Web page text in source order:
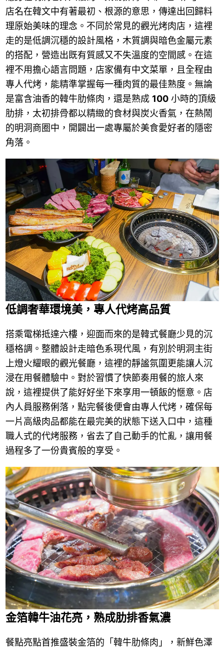
店名在韓文中有著最初、根源的意思，傳達出回歸料
理原始美味的理念。不同於常見的觀光烤肉店，這裡
走的是低調沉穩的設計風格，木質調與暗色金屬元素
的搭配，營造出既有質感又不失溫度的空間感。在這
裡不用擔心語言問題，店家備有中文菜單，且全程由
專人代烤，能精準掌握每一種肉質的最佳熟度。無論
是富含油香的韓牛肋條肉，還是熟成 100小時的頂級
肋排，太初排骨都以精緻的食材與炭火香氣，在熱鬧
的明洞商圈中，開闢出一處專屬於美食愛好者的隱密
角落。
低調奢華環境美，專人代烤高品質
搭乘電梯抵達六樓，迎面而來的是韓式餐廳少見的沉
穩格調。整體設計走暗色系現代風，有別於明洞主街
上燈火耀眼的觀光餐廳，這裡的靜謐氛圍更能讓人沉
浸在用餐體驗中。對於習慣了快節奏用餐的旅人來
說，這裡提供了能好好坐下來享用一頓飯的愜意。店
內人員服務俐落，點完餐後便會由專人代烤，確保每
一片高級肉品都能在最完美的狀態下送入口中，這種
職人式的代烤服務，省去了自己動手的忙亂，讓用餐
過程多了一份貴賓般的享受。
金箔韓牛油花亮，熟成肋排香氣濃
餐點亮點首推盛裝金箔的「韓牛肋條肉」，新鮮色澤